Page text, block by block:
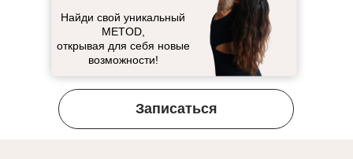
Записаться
Найди свой уникальный
METOD,
открывая для себя новые
возможности!